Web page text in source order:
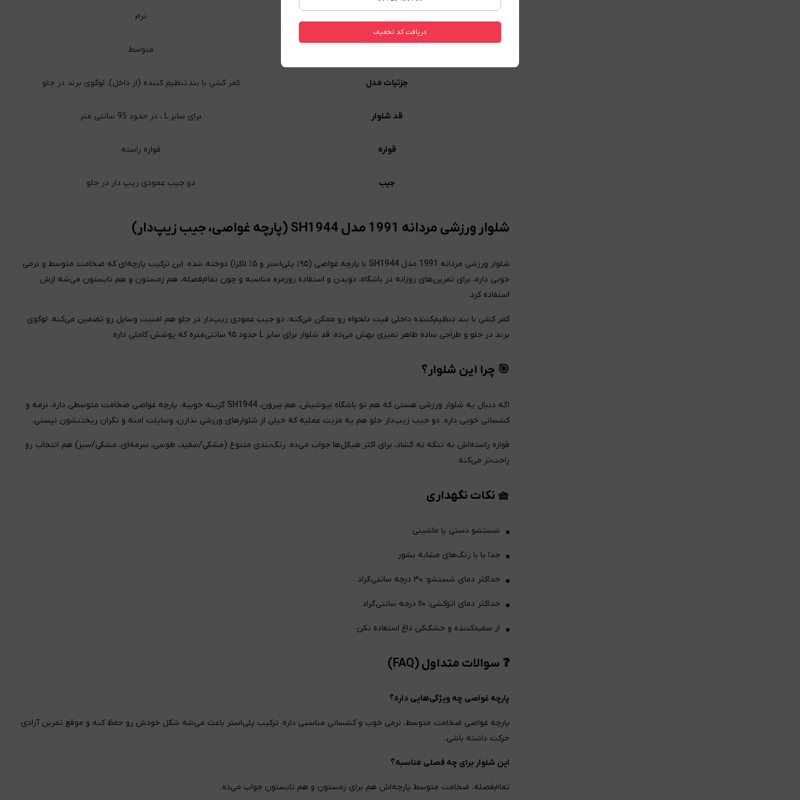
نرم
متوسط
جزئیات مدل کمر کشی با بند تنظیم کننده (از داخل)، لوگوی برند در جلو
قد شلوار برای سایز L ، در حدود 95 سانتی متر
قواره قواره راسته
جیب دو جیب عمودی زیپ دار در جلو
شلوار ورزشی مردانه 1991 مدل SH1944 (پارچه غواصی، جیب زیپ‌دار)
شلوار ورزشی مردانه 1991 مدل SH1944 با پارچه غواصی (۹۵٪ پلی‌استر و ۵٪ لاکرا) دوخته شده. این ترکیب پارچه‌ای که ضخامت متوسط و نرمی
خوبی داره، برای تمرین‌های روزانه در باشگاه، دویدن و استفاده روزمره مناسبه و چون تمام‌فصله، هم زمستون و هم تابستون می‌شه ازش
استفاده کرد.
کمر کشی با بند تنظیم‌کننده داخلی فیت دلخواه رو ممکن می‌کنه. دو جیب عمودی زیپ‌دار در جلو هم امنیت وسایل رو تضمین می‌کنه. لوگوی
برند در جلو و طراحی ساده ظاهر تمیزی بهش می‌ده. قد شلوار برای سایز L حدود ۹۵ سانتی‌متره که پوشش کاملی داره.
🎯 چرا این شلوار؟
اگه دنبال یه شلوار ورزشی هستی که هم تو باشگاه بپوشیش، هم بیرون، SH1944 گزینه خوبیه. پارچه غواصی ضخامت متوسطی داره، نرمه و
کشسانی خوبی داره. دو جیب زیپ‌دار جلو هم یه مزیت عملیه که خیلی از شلوارهای ورزشی ندارن، وسایلت امنه و نگران ریختنشون نیستی.
قواره راسته‌اش نه تنگه نه گشاد، برای اکثر هیکل‌ها جواب می‌ده. رنگ‌بندی متنوع (مشکی/سفید، طوسی، سرمه‌ای، مشکی/سبز) هم انتخاب رو
راحت‌تر می‌کنه.
🧺 نکات نگهداری
شستشو دستی یا ماشینی
جدا یا با رنگ‌های مشابه بشور
حداکثر دمای شستشو: ۳۰ درجه سانتی‌گراد
حداکثر دمای اتوکشی: ۱۱۰ درجه سانتی‌گراد
از سفیدکننده و خشک‌کن داغ استفاده نکن
❓ سوالات متداول (FAQ)
پارچه غواصی چه ویژگی‌هایی داره؟
پارچه غواصی ضخامت متوسط، نرمی خوب و کشسانی مناسبی داره. ترکیب پلی‌استر باعث می‌شه شکل خودش رو حفظ کنه و موقع تمرین آزادی
حرکت داشته باشی.
این شلوار برای چه فصلی مناسبه؟
تمام‌فصله. ضخامت متوسط پارچه‌اش هم برای زمستون و هم تابستون جواب می‌ده.
دریافت کد تخفیف